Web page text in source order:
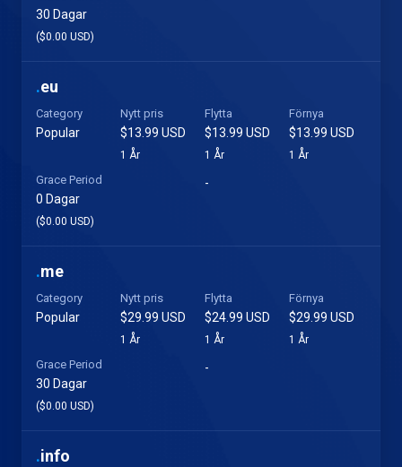
30 Dagar
($0.00 USD)
.eu
Category
Popular
Nytt pris
$13.99 USD
1 År
Flytta
$13.99 USD
1 År
Förnya
$13.99 USD
1 År
Grace Period
0 Dagar
($0.00 USD)
-
.me
Category
Popular
Nytt pris
$29.99 USD
1 År
Flytta
$24.99 USD
1 År
Förnya
$29.99 USD
1 År
Grace Period
30 Dagar
($0.00 USD)
-
.info